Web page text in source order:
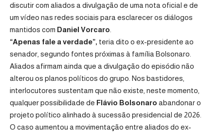
discutir com aliados a divulgação de uma nota oficial e de
um vídeo nas redes sociais para esclarecer os diálogos
mantidos com Daniel Vorcaro
“Apenas fale a verdade”, teria dito o ex-presidente ao
senador, segundo fontes próximas à família Bolsonaro.
Aliados afirmam ainda que a divulgação do episódio não
alterou os planos políticos do grupo. Nos bastidores,
interlocutores sustentam que não existe, neste momento,
qualquer possibilidade de Flávio Bolsonaro abandonar o
projeto político alinhado à sucessão presidencial de 2026.
O caso aumentou a movimentação entre aliados do ex-